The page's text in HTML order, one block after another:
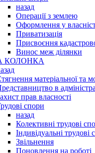
назад
Операції з землею
Оформлення у
Приватизація
Присвоєння
Винос меж ділянки
КОЛОНКА
матеріальної та
в
прав власності
спори
назад
Колективні трудові
Індивідуальні трудові
Звільнення
Поновлення на роботі